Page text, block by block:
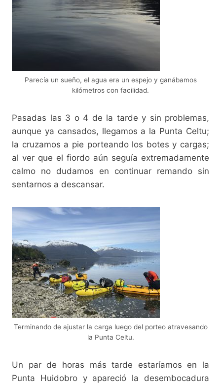
Parecía un sueño, el agua era un espejo y ganábamos
kilómetros con facilidad.
Pasadas las 3 o 4 de la tarde y sin problemas,
aunque ya cansados, llegamos a la Punta Celtu;
la cruzamos a pie porteando los botes y cargas;
al ver que el fiordo aún seguía extremadamente
calmo no dudamos en continuar remando sin
sentarnos a descansar.
Terminando de ajustar la carga luego del porteo atravesando
la Punta Celtu.
Un par de horas más tarde estaríamos en la
Punta Huidobro y apareció la desembocadura